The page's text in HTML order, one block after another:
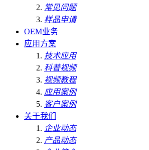
常见问题
样品申请
OEM业务
应用方案
技术应用
科普视频
视频教程
应用案例
客户案例
关于我们
企业动态
产品动态